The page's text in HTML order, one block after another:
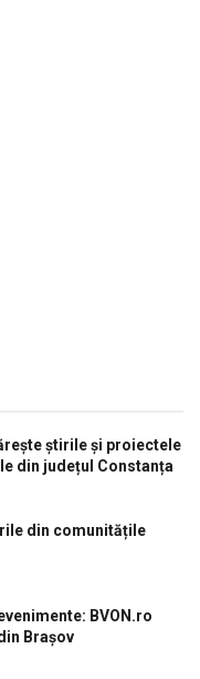
știrile și proiectele
din județul Constanța
din comunitățile
BVON.ro
Brașov